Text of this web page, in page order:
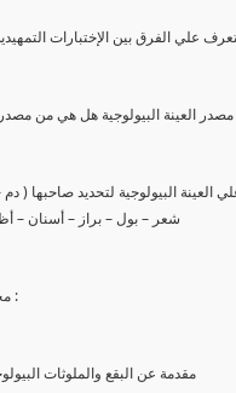
يتعرف علي الفرق بين الإختبارات
مصدر العينة البيولوجية هل هي من
شعر – بول – براز – أسنان –
محتوي الدورة والمحاضرات :
1- مقدمة عن البقع والملوثات